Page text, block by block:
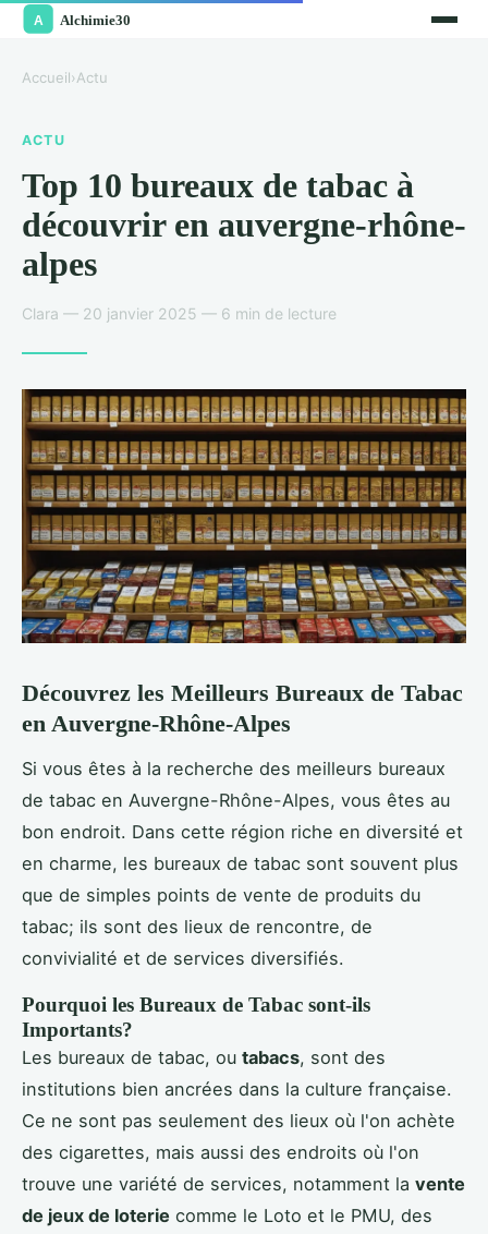
Accueil›Actu
ACTU
Top 10 bureaux de tabac à
découvrir en auvergne-rhône-
alpes
Clara — 20 janvier 2025 — 6 min de lecture
Découvrez les Meilleurs Bureaux de Tabac
en Auvergne-Rhône-Alpes
Si vous êtes à la recherche des meilleurs bureaux
de tabac en Auvergne-Rhône-Alpes, vous êtes au
bon endroit. Dans cette région riche en diversité et
en charme, les bureaux de tabac sont souvent plus
que de simples points de vente de produits du
tabac; ils sont des lieux de rencontre, de
convivialité et de services diversifiés.
Pourquoi les Bureaux de Tabac sont-ils
Importants?
Les bureaux de tabac, ou tabacs, sont des
institutions bien ancrées dans la culture française.
Ce ne sont pas seulement des lieux où l'on achète
des cigarettes, mais aussi des endroits où l'on
trouve une variété de services, notamment la vente
de jeux de loterie comme le Loto et le PMU, des